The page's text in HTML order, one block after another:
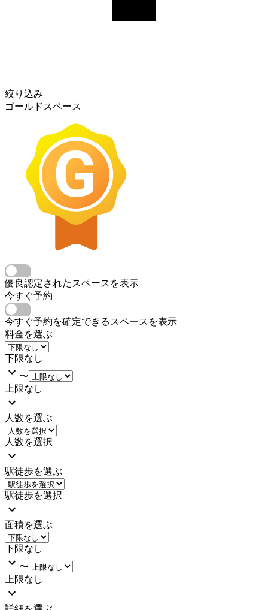
絞り込み
ゴールドスペース
優良認定されたスペースを表示
今すぐ予約
今すぐ予約を確定できるスペースを表示
料金を選ぶ
下限なし
〜
上限なし
人数を選ぶ
人数を選択
駅徒歩を選ぶ
駅徒歩を選択
面積を選ぶ
下限なし
〜
上限なし